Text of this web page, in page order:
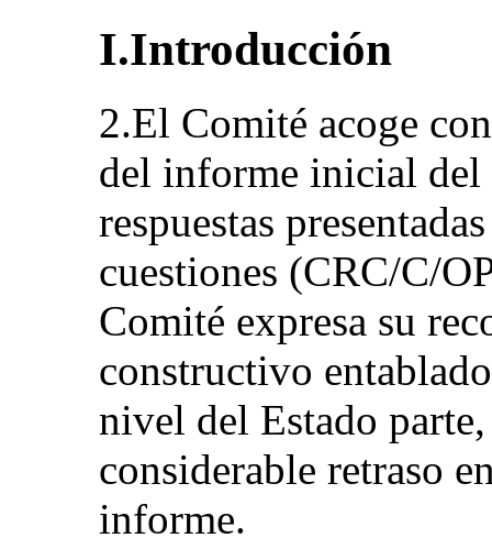
I.Introducción
2.El Comité acoge
del informe inicial del
respuestas
cuestiones (CRC/C/
Comité expresa su
constructivo
nivel del Estado
considerable retraso
informe.